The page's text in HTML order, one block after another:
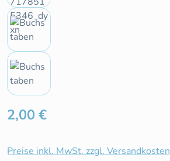
Regulärer Preis:
2,00 €
Preise inkl. MwSt. zzgl. Versandkosten